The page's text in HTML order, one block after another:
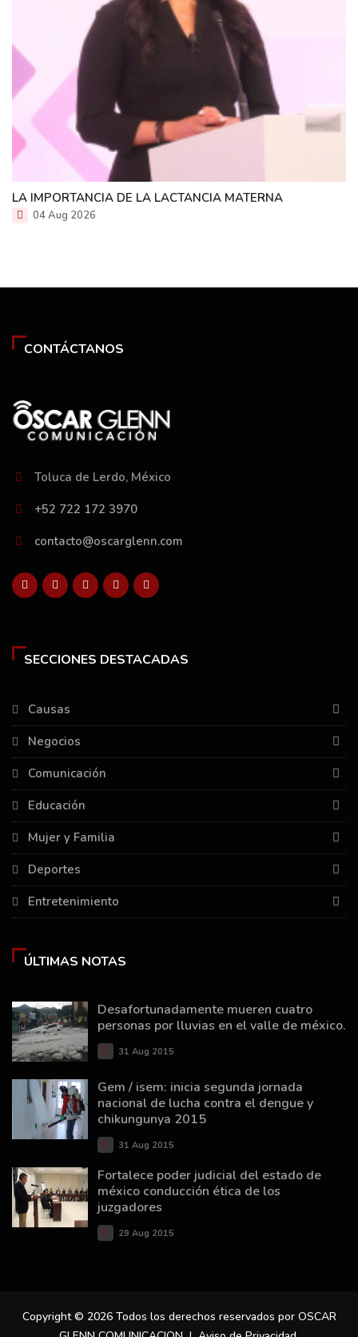
LA IMPORTANCIA DE LA LACTANCIA MATERNA
04 Aug 2026
CONTÁCTANOS
Toluca de Lerdo, México
+52 722 172 3970
contacto@oscarglenn.com
SECCIONES DESTACADAS
Causas
Negocios
Comunicación
Educación
Mujer y Familia
Deportes
Entretenimiento
ÚLTIMAS NOTAS
Desafortunadamente mueren cuatro
personas por lluvias en el valle de méxico.
31 Aug 2015
Gem / isem: inicia segunda jornada
nacional de lucha contra el dengue y
chikungunya 2015
31 Aug 2015
Fortalece poder judicial del estado de
méxico conducción ética de los
juzgadores
29 Aug 2015
Copyright © 2026 Todos los derechos reservados por OSCAR